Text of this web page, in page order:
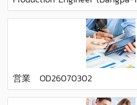
営業 OD26070302